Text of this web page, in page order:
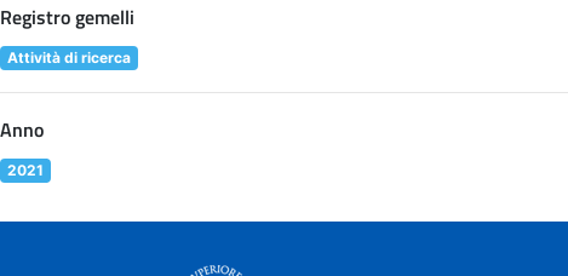
Registro gemelli
Attività di ricerca
Anno
2021